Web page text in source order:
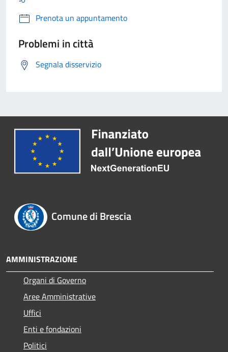
Prenota un appuntamento
Problemi in città
Segnala disservizio
Comune di Brescia
AMMINISTRAZIONE
Organi di Governo
Aree Amministrative
Uffici
Enti e fondazioni
Politici